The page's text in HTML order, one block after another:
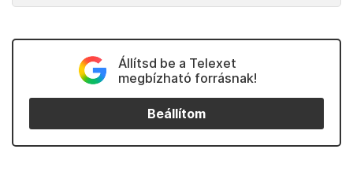
Állítsd be a Telexet
megbízható forrásnak!
Beállítom